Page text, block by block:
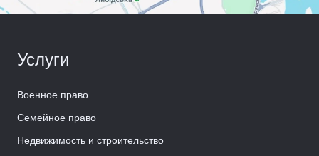
Услуги
Военное право
Семейное право
Недвижимость и строительство